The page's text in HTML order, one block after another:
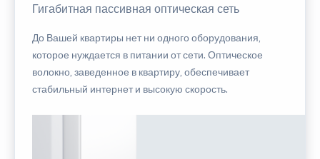
Гигабитная пассивная оптическая сеть
До Вашей квартиры нет ни одного оборудования,
которое нуждается в питании от сети. Оптическое
волокно, заведенное в квартиру, обеспечивает
стабильный интернет и высокую скорость.